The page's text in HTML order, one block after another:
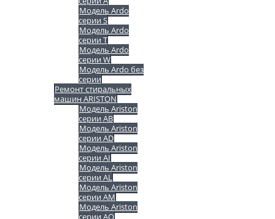
Модель Ardo
серии S
Модель Ardo
серии T
Модель Ardo
серии W
Модель Ardo без
серии
Ремонт стиральных
машин ARISTON
Модель Ariston
серии AB
Модель Ariston
серии AD
Модель Ariston
серии AI
Модель Ariston
серии AL
Модель Ariston
серии AM
Модель Ariston
серии AQ